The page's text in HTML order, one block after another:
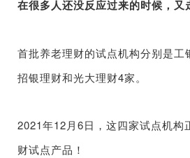
在很多人还没反应过来的时候，又
首批养老理财的试点机构分别是工
招银理财和光大理财4家。
2021年12月6日，这四家试点机构
财试点产品！